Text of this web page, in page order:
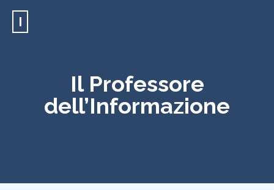
I
Il Professore
dell’Informazione